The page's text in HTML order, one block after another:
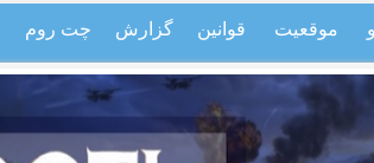
موقعیت قوانین گزارش چت روم